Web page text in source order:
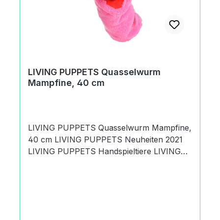
Produktsicherheitsverordnung) Matthies
Spielprodukte GmbH & Co. KGKurt A.
Körber Chaussee21033 Hamburg,
Deutschland+49 (0) 40 735 85
LIVING PUPPETS Quasselwurm
Mampfine, 40 cm
LIVING PUPPETS Quasselwurm Mampfine,
40 cm LIVING PUPPETS Neuheiten 2021
LIVING PUPPETS Handspieltiere LIVING